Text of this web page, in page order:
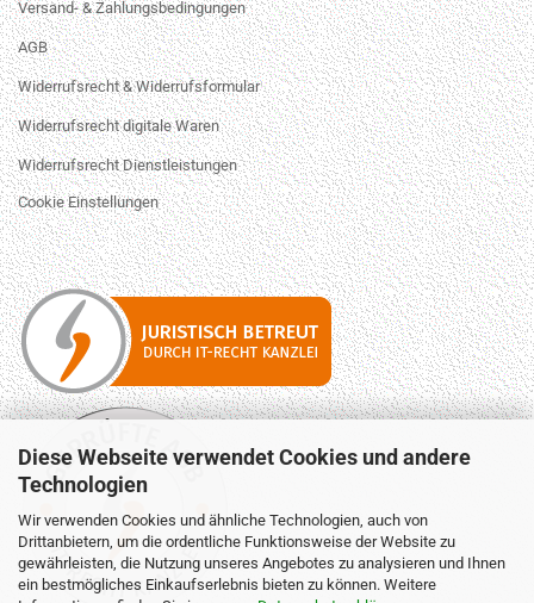
Diese Webseite verwendet Cookies und andere
Technologien
Wir verwenden Cookies und ähnliche Technologien, auch von
Drittanbietern, um die ordentliche Funktionsweise der Website zu
gewährleisten, die Nutzung unseres Angebotes zu analysieren und Ihnen
ein bestmögliches Einkaufserlebnis bieten zu können. Weitere
Versand- & Zahlungsbedingungen
AGB
Widerrufsrecht & Widerrufsformular
Widerrufsrecht digitale Waren
Widerrufsrecht Dienstleistungen
Cookie Einstellungen